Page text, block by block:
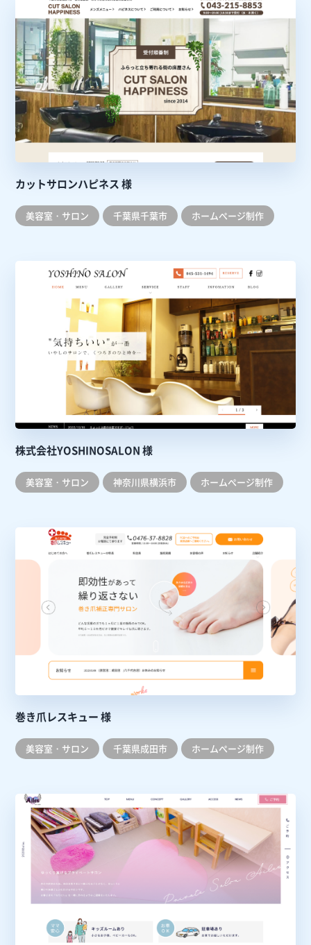
カットサロンハピネス 様
美容室・サロン 千葉県千葉市 ホームぺージ制作
株式会社YOSHINOSALON 様
美容室・サロン 神奈川県横浜市 ホームぺージ制作
巻き爪レスキュー 様
美容室・サロン 千葉県成田市 ホームぺージ制作